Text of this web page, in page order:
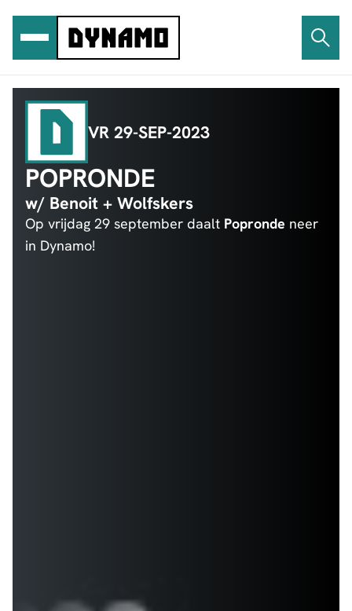
inhoud
VR 29-SEP-2023
POPRONDE
w/ Benoit + Wolfskers
Op vrijdag 29 september daalt Popronde neer
in Dynamo!